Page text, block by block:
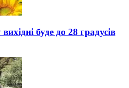
буде до 28 градусів